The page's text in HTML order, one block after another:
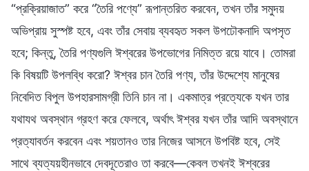
“প্রক্রিয়াজাত” করে “তৈরি পণ্যে” রূপান্তরিত করবেন, তখন তাঁর সমুদয়
অভিপ্রায় সুস্পষ্ট হবে, এবং তাঁর সেবায় ব্যবহৃত সকল উপঢৌকনাদি অপসৃত
হবে; কিন্তু, তৈরি পণ্যগুলি ঈশ্বরের উপভোগের নিমিত্ত রয়ে যাবে। তোমরা
কি বিষয়টি উপলব্ধি করো? ঈশ্বর চান তৈরি পণ্য, তাঁর উদ্দেশ্যে মানুষের
নিবেদিত বিপুল উপহারসামগ্রী তিনি চান না। একমাত্র প্রত্যেকে যখন তার
যথাযথ অবস্থান গ্রহণ করে ফেলবে, অর্থাৎ ঈশ্বর যখন তাঁর আদি অবস্থানে
প্রত্যাবর্তন করবেন এবং শয়তানও তার নিজের আসনে উপবিষ্ট হবে, সেই
সাথে ব্যত্যয়হীনভাবে দেবদূতেরাও তা করবে—কেবল তখনই ঈশ্বরের